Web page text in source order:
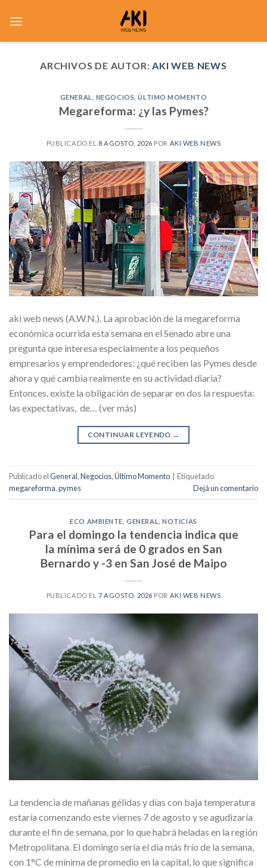
ARCHIVOS DE AUTOR:AKI WEB NEWS
GENERAL NEGOCIOS ,ÚLTIMO MOMENTO
Megareforma: ¿y las Pymes?
PUBLICADO EL 8 AGOSTO, 2026 POR AKI WEB NEWS
aki web news (A.W.N.). La aprobación de la megareforma
económica ocurrida esta semana en el Senado abre una
pregunta que interesa especialmente a los pequeños
empresarios y emprendedores: ¿qué reciben las Pymes desde
ahora y qué cambia realmente en su actividad diaria?
Entonces, existe la obligación de separar en dos la respuesta:
las expectativas, de… (ver más)
CONTINUAR LEYENDO →
Publicado elGeneral,Negocios,Último Momento
Etiquetado
megareforma,pymes Dejá un comentario
ECO AMBIENTE ,GENERAL ,NOTICIAS
Para el domingo la tendencia indica que
la mínima será de 0 grados en San
Bernardo y -3 en San José de Maipo
PUBLICADO EL 7 AGOSTO, 2026 POR AKI WEB NEWS
La tendencia de mañanas gélidas y días con baja temperatura
estaría comenzando este viernes 7 de agosto y se agudizaría
durante el fin de semana, por lo que habrá heladas en la región
Metropolitana. El domingo sería el día más frío de la semana,
con 1°C de mínima de promedio en la capital, lo que significa